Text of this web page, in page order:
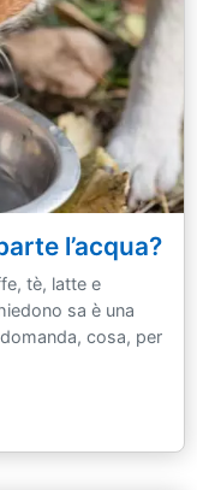
l’acqua?
tè, latte e
sa è una
cosa, per